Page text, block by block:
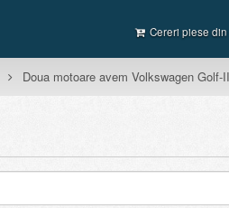
Cereri piese
Doua motoare avem Volkswagen Golf-